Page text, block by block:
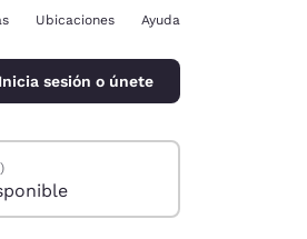
Ubicaciones Ayuda
Inicia sesión o únete